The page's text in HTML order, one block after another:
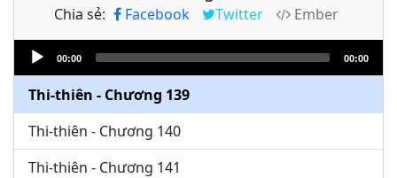
Chia sẻ: Facebook Twitter
Ember
Audio
Player
00:00 00:00
Thi-thiên - Chương 137
Thi-thiên - Chương 138
Thi-thiên - Chương 139
Thi-thiên - Chương 140
Thi-thiên - Chương 141